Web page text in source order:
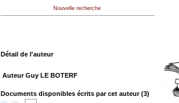
Nouvelle recherche
Détail de l'auteur
Auteur Guy LE BOTERF
Documents disponibles écrits par cet auteur (3)